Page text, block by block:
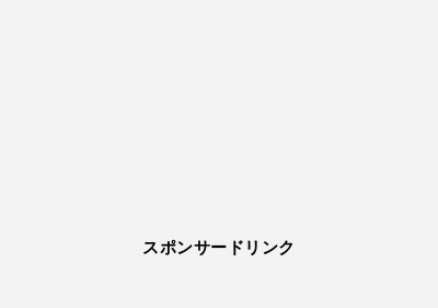
スポンサードリンク